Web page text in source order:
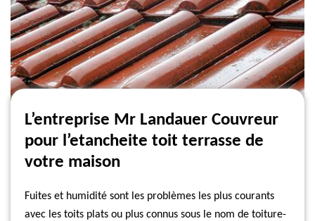
L’entreprise Mr Landauer Couvreur
pour l’etancheite toit terrasse de
votre maison
Fuites et humidité sont les problèmes les plus courants
avec les toits plats ou plus connus sous le nom de toiture-